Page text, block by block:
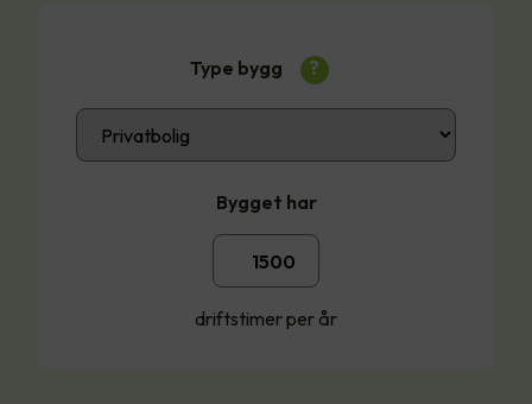
Type bygg ?
Bygget har
driftstimer per år